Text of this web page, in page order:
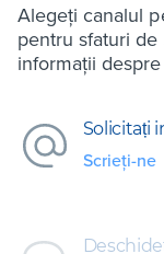
Alegeți canalul
pentru sfaturi
informații
Solicitați
Scrieți-ne